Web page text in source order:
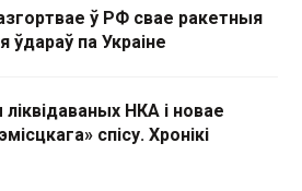
ў РФ свае ракетныя
ўдараў па Украіне
НКА і новае
спісу. Хронікі